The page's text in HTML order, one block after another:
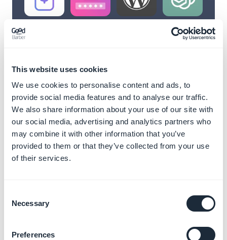
This website uses cookies
We use cookies to personalise content and ads, to
provide social media features and to analyse our traffic.
We also share information about your use of our site with
our social media, advertising and analytics partners who
may combine it with other information that you’ve
provided to them or that they’ve collected from your use
of their services.
Selection
Necessary
Preferences
possibilidades com
as nossas extensões